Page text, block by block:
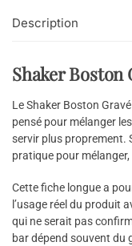
Description
Shaker Boston
Le Shaker Boston
pensé pour mélanger
servir plus proprement.
pratique pour
Cette fiche longue a
l’usage réel du produit
qui ne serait pas
bar dépend souvent du